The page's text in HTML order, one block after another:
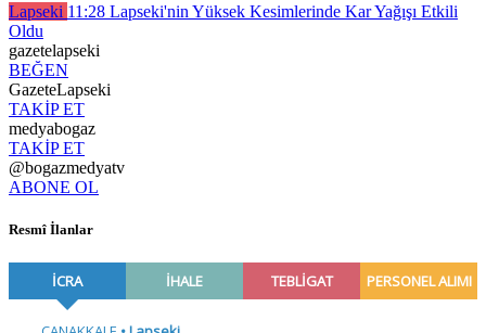
Lapseki 11:28 Lapseki'nin Yüksek Kesimlerinde Kar Yağışı Etkili
Oldu
gazetelapseki
BEĞEN
GazeteLapseki
TAKİP ET
medyabogaz
TAKİP ET
@bogazmedyatv
ABONE OL
Resmî İlanlar